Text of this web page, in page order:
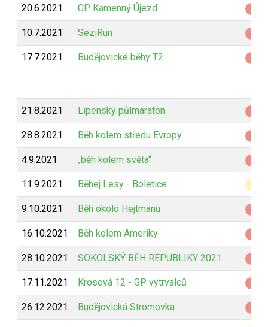
20.6.2021 GP Kamenný Újezd Z
10.7.2021 SeziRun Z
17.7.2021 Budějovické běhy T2 Z
21.8.2021 Lipenský půlmaraton Z
28.8.2021 Běh kolem středu Evropy Z
4.9.2021 „běh kolem světa“ Z
11.9.2021 Běhej Lesy - Boletice
9.10.2021 Běh okolo Hejtmanu Z
16.10.2021 Běh kolem Ameriky Z
28.10.2021 SOKOLSKÝ BĚH REPUBLIKY 2021 Z
17.11.2021 Krosová 12 - GP vytrvalců Z
26.12.2021 Budějovická Stromovka Z